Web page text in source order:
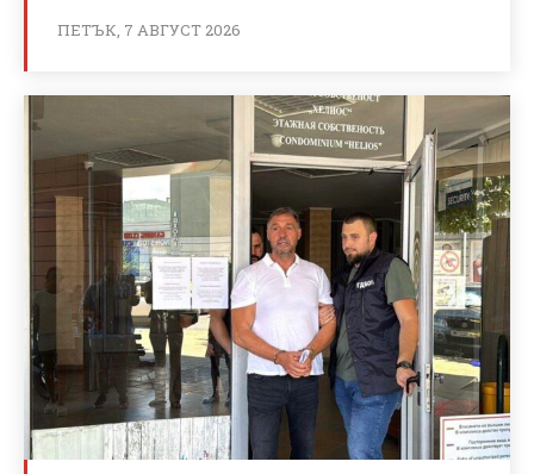
ПЕТЪК, 7 АВГУСТ 2026